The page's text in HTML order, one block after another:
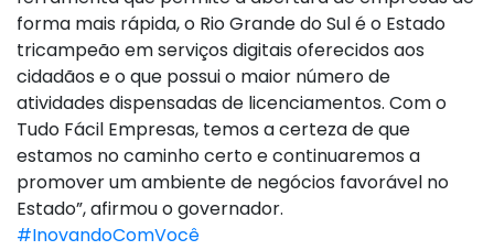
forma mais rápida, o Rio Grande do Sul é o Estado
tricampeão em serviços digitais oferecidos aos
cidadãos e o que possui o maior número de
atividades dispensadas de licenciamentos. Com o
Tudo Fácil Empresas, temos a certeza de que
estamos no caminho certo e continuaremos a
promover um ambiente de negócios favorável no
Estado”, afirmou o governador.
#InovandoComVocê